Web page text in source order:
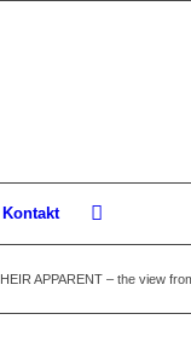
Kontakt
HEIR APPARENT – the view